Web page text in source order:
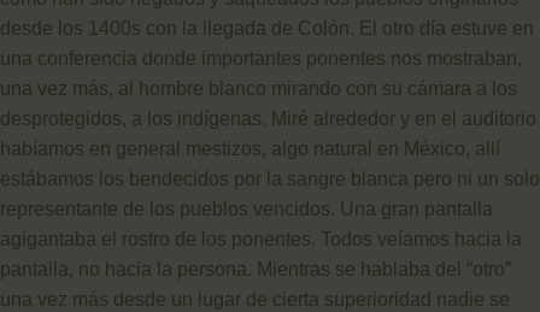
desde los 1400s con la llegada de Colón. El otro día estuve en
una conferencia donde importantes ponentes nos mostraban,
una vez más, al hombre blanco mirando con su cámara a los
desprotegidos, a los indígenas. Miré alrededor y en el auditorio
habíamos en general mestizos, algo natural en México, allí
estábamos los bendecidos por la sangre blanca pero ni un solo
representante de los pueblos vencidos. Una gran pantalla
agigantaba el rostro de los ponentes. Todos veíamos hacia la
pantalla, no hacia la persona. Mientras se hablaba del “otro”
una vez más desde un lugar de cierta superioridad nadie se